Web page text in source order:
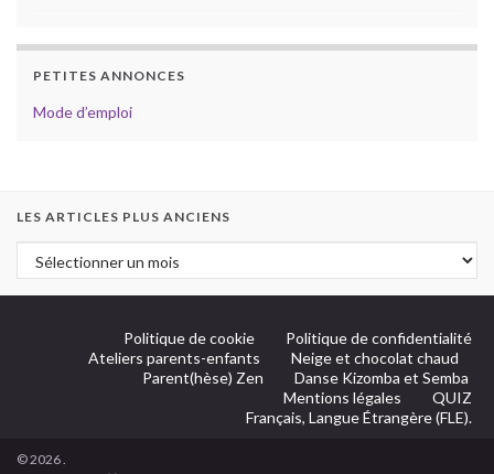
PETITES ANNONCES
Mode d’emploi
LES ARTICLES PLUS ANCIENS
Politique de cookie
Politique de confidentialité
Ateliers parents-enfants
Neige et chocolat chaud
Parent(hèse) Zen
Danse Kizomba et Semba
Mentions légales
QUIZ
Français, Langue Étrangère (FLE).
© 2026 .